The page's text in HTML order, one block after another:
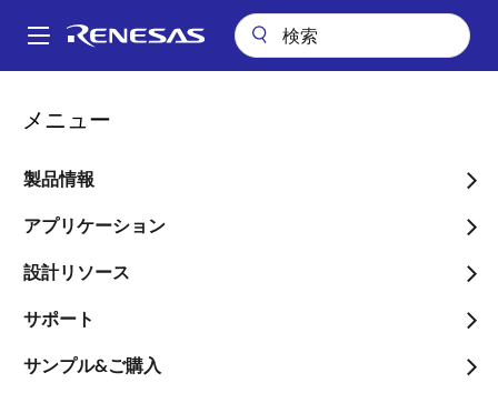
ン
Main
メニュー
製品情報
アプリケーション
設計リソース
サポート
サンプル&ご購入
パ
ン
く
ず
LiDARベースのSLAMを用いた視覚マッピングシステム
LiDARベースのSLAMを用
いた視覚マッピングシステ
ム
ページセクションへ移動：